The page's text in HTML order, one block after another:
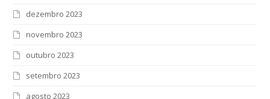
dezembro 2023
novembro 2023
outubro 2023
setembro 2023
agosto 2023